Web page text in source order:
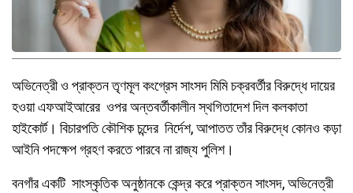
অভিনেত্রী ও প্রাক্তন তৃণমূল কংগ্রেস সাংসদ মিমি চক্রবর্তীর বিরুদ্ধে দায়ের
হওয়া এফআইআরের ওপর অন্তবর্তীকালীন স্থগিতাদেশ দিল কলকাতা
হাইকোর্ট। বিচারপতি কৌশিক চন্দের নির্দেশ, আপাতত তাঁর বিরুদ্ধে কোনও কড়া
আইনি পদক্ষেপ গ্রহণ করতে পারবে না রাজ্য পুলিশ।
বনগাঁর একটি সাংস্কৃতিক অনুষ্ঠানকে কেন্দ্র করে প্রাক্তন সাংসদ, অভিনেত্রী